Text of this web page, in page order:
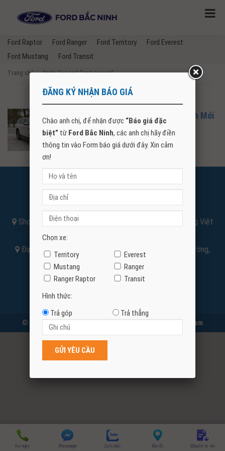
Ford Raptor Ford Ranger Ford Territory
Ford Everest
Ford Mustang
Ford Transit
Trang chủ → Posts Tagged "ford everest"
Ford Everest 2026 Giá Lăn Bánh Mới
Nhất Tại Ford Bắc Ninh
FORD BẮC NINH
Điện thoại:096666.5593
Showroom Hà Nội: Số 3 Đường Nguyễn Văn Linh, Phường Việt
Đại Lý Bắc Ninh : Đường Nguyễn Văn Cừ, Phường Võ Cường,
Tỉnh Bắc Ninh
Email: quanhip205@gmail.com
© 2026 Ford Bắc Ninh - Đại lý chính hãng của Ford Việt Nam
0966665593 Yêu cầu báo giá
Gọi ngay Messenger Zalo chát Bản đồ Đăng ký tư vấn
ĐĂNG KÝ NHẬN BÁO GIÁ
Chào anh chị, để nhận được “Báo giá đặc
biệt” từ Ford Bắc Ninh, các anh chị hãy điền
thông tin vào Form báo giá dưới đây. Xin cảm
ơn!
Chọn xe:
Territory
Everest
Mustang
Ranger
Ranger Raptor
Transit
Hình thức:
Trả góp
Trả thẳng